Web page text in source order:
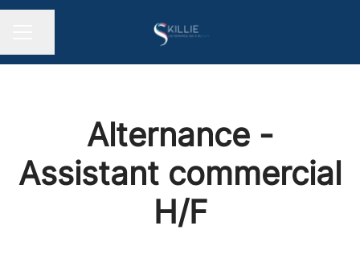
Alternance -
Assistant commercial
H/F